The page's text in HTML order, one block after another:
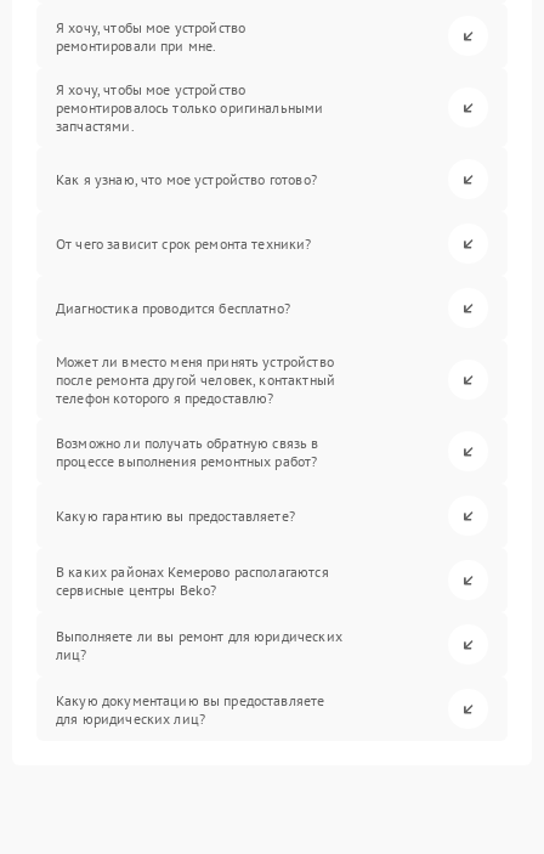
Я хочу, чтобы мое устройство
ремонтировали при мне.
Я хочу, чтобы мое устройство
ремонтировалось только оригинальными
запчастями.
Как я узнаю, что мое устройство готово?
От чего зависит срок ремонта техники?
Диагностика проводится бесплатно?
Может ли вместо меня принять устройство
после ремонта другой человек, контактный
телефон которого я предоставлю?
Возможно ли получать обратную связь в
процессе выполнения ремонтных работ?
Какую гарантию вы предоставляете?
В каких районах Кемерово располагаются
сервисные центры Beko?
Выполняете ли вы ремонт для юридических
лиц?
Какую документацию вы предоставляете
для юридических лиц?